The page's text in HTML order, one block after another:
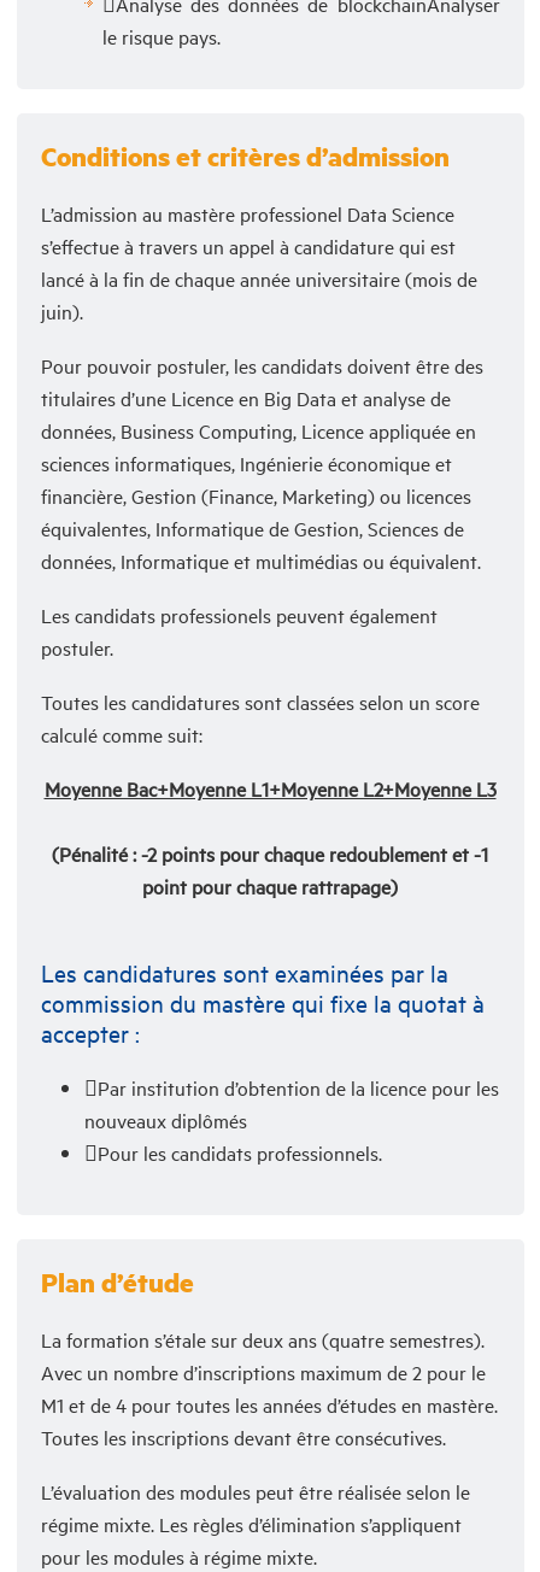
le risque pays.
Conditions et critères d’admission
L’admission au mastère professionel Data Science
s’effectue à travers un appel à candidature qui est
lancé à la fin de chaque année universitaire (mois de
juin).
Pour pouvoir postuler, les candidats doivent être des
titulaires d’une Licence en Big Data et analyse de
données, Business Computing, Licence appliquée en
sciences informatiques, Ingénierie économique et
financière, Gestion (Finance, Marketing) ou licences
équivalentes, Informatique de Gestion, Sciences de
données, Informatique et multimédias ou équivalent.
Les candidats professionels peuvent également
postuler.
Toutes les candidatures sont classées selon un score
calculé comme suit:
Moyenne Bac+Moyenne L1+Moyenne L2+Moyenne L3
(Pénalité :-2 points pour chaque redoublement et-1
point pour chaque rattrapage)
Les candidatures sont examinées par la
commission du mastère qui fixe la quotat à
accepter :
Par institution d’obtention de la licence pour les
nouveaux diplômés
Pour les candidats professionnels.
Plan d’étude
La formation s’étale sur deux ans (quatre semestres).
Avec un nombre d’inscriptions maximum de 2 pour le
M1 et de 4 pour toutes les années d’études en mastère.
Toutes les inscriptions devant être consécutives.
L’évaluation des modules peut être réalisée selon le
régime mixte. Les règles d’élimination s’appliquent
pour les modules à régime mixte.